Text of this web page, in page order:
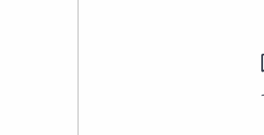
זה
ב"תכנים שלי"